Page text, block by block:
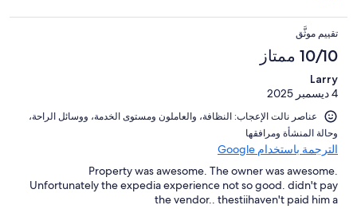
تقييم موثَّق
10/10 ممتاز
Larry
4 ديسمبر 2025
عناصر نالت الإعجاب: ⁦النظافة⁩، و⁦العاملون ومستوى الخدمة⁩، و⁦وسائل الراحة⁩،
و⁦حالة المنشأة ومرافقها⁩
الترجمة باستخدام Google
Property was awesome. The owner was awesome.
Unfortunately the expedia experience not so good. didn't pay
the vendor.. thestiihaven't paid him a